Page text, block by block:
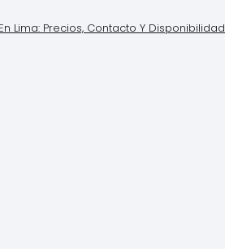
Lima: Precios, Contacto Y Disponibilidad